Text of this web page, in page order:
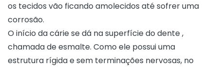
os tecidos vão ficando amolecidos até sofrer uma
corrosão.
O início da cárie se dá na superfície do dente ,
chamada de esmalte. Como ele possui uma
estrutura rígida e sem terminações nervosas, no